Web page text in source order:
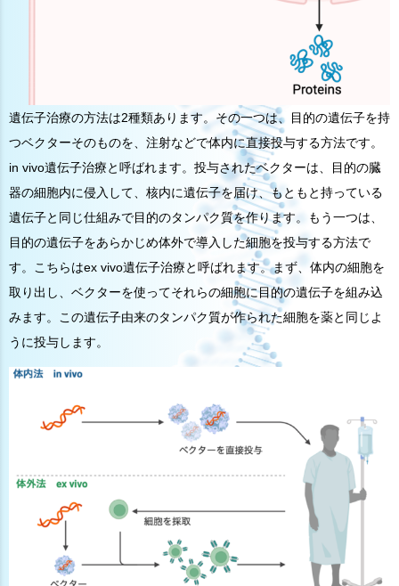
遺伝子治療の方法は2種類あります。その一つは、目的の遺伝子を持
つベクターそのものを、注射などで体内に直接投与する方法です。
in vivo遺伝子治療と呼ばれます。投与されたベクターは、目的の臓
器の細胞内に侵入して、核内に遺伝子を届け、もともと持っている
遺伝子と同じ仕組みで目的のタンパク質を作ります。もう一つは、
目的の遺伝子をあらかじめ体外で導入した細胞を投与する方法で
す。こちらはex vivo遺伝子治療と呼ばれます。まず、体内の細胞を
取り出し、ベクターを使ってそれらの細胞に目的の遺伝子を組み込
みます。この遺伝子由来のタンパク質が作られた細胞を薬と同じよ
うに投与します。